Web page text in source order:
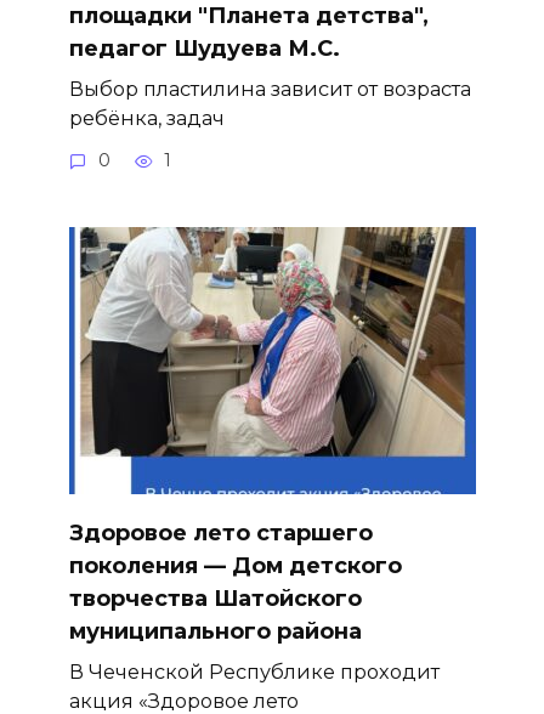
площадки "Планета детства",
педагог Шудуева М.С.
Выбор пластилина зависит от возраста
ребёнка, задач
0 1
Здоровое лето старшего
поколения — Дом детского
творчества Шатойского
муниципального района
В Чеченской Республике проходит
акция «Здоровое лето